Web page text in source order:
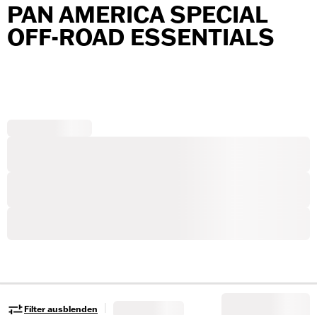
PAN AMERICA SPECIAL
OFF-ROAD ESSENTIALS
Filter ausblenden